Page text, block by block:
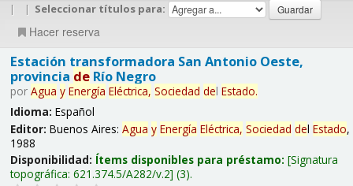
| | Seleccionar títulos para:
Hacer reserva
Estación transformadora San Antonio Oeste,
provincia deRío Negro
por Agua y Energía Eléctrica, Sociedad del Estado.
Idioma: Español
Editor: Buenos Aires: Agua y Energía Eléctrica, Sociedad del Estado,
1988
Disponibilidad: Ítems disponibles para préstamo: Signatura
topográfica: 621.374.5/A282/v.2 (3).